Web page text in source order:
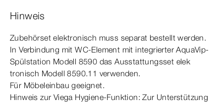
Hinweis
Zubehörset elek­tronisch muss separat bestellt werden.
In Verbindung mit WC-​Element mit integrierter AquaVip-​
Spülstation Modell 8590 das Ausstattungsset elek­
tronisch Modell 8590.11 verwenden.
Für Möbeleinbau geeignet.
Hinweis zur Viega Hygiene-​Funktion: Zur Unterstützung